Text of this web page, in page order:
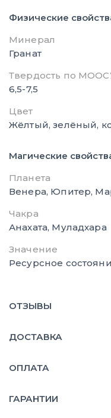
Физические
Минерал
Гранат
Твердость по
6,5-7,5
Цвет
Жёлтый, зелёный,
Магические
Планета
Венера, Юпитер,
Чакра
Анахата, Муладхара
Значение
Ресурсное
ОТЗЫВЫ
ДОСТАВКА
ОПЛАТА
ГАРАНТИИ